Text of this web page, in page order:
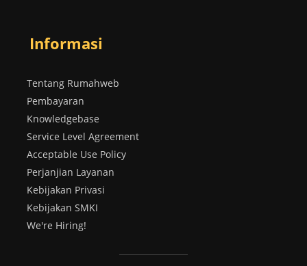
Informasi
Tentang Rumahweb
Pembayaran
Knowledgebase
Service Level Agreement
Acceptable Use Policy
Perjanjian Layanan
Kebijakan Privasi
Kebijakan SMKI
We're Hiring!